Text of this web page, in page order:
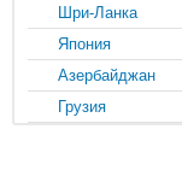
Шри-Ланка
Япония
Азербайджан
Грузия